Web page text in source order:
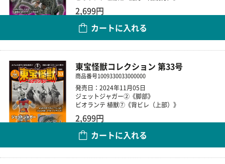
2,699円
カートに入れる
東宝怪獣コレクション 第33号
商品番号1009330033000000
発売日：2024年11月05日
ジェットジャガー②《脚部》
ビオランテ 植獣⑦《背ビレ（上部）》
2,699円
カートに入れる